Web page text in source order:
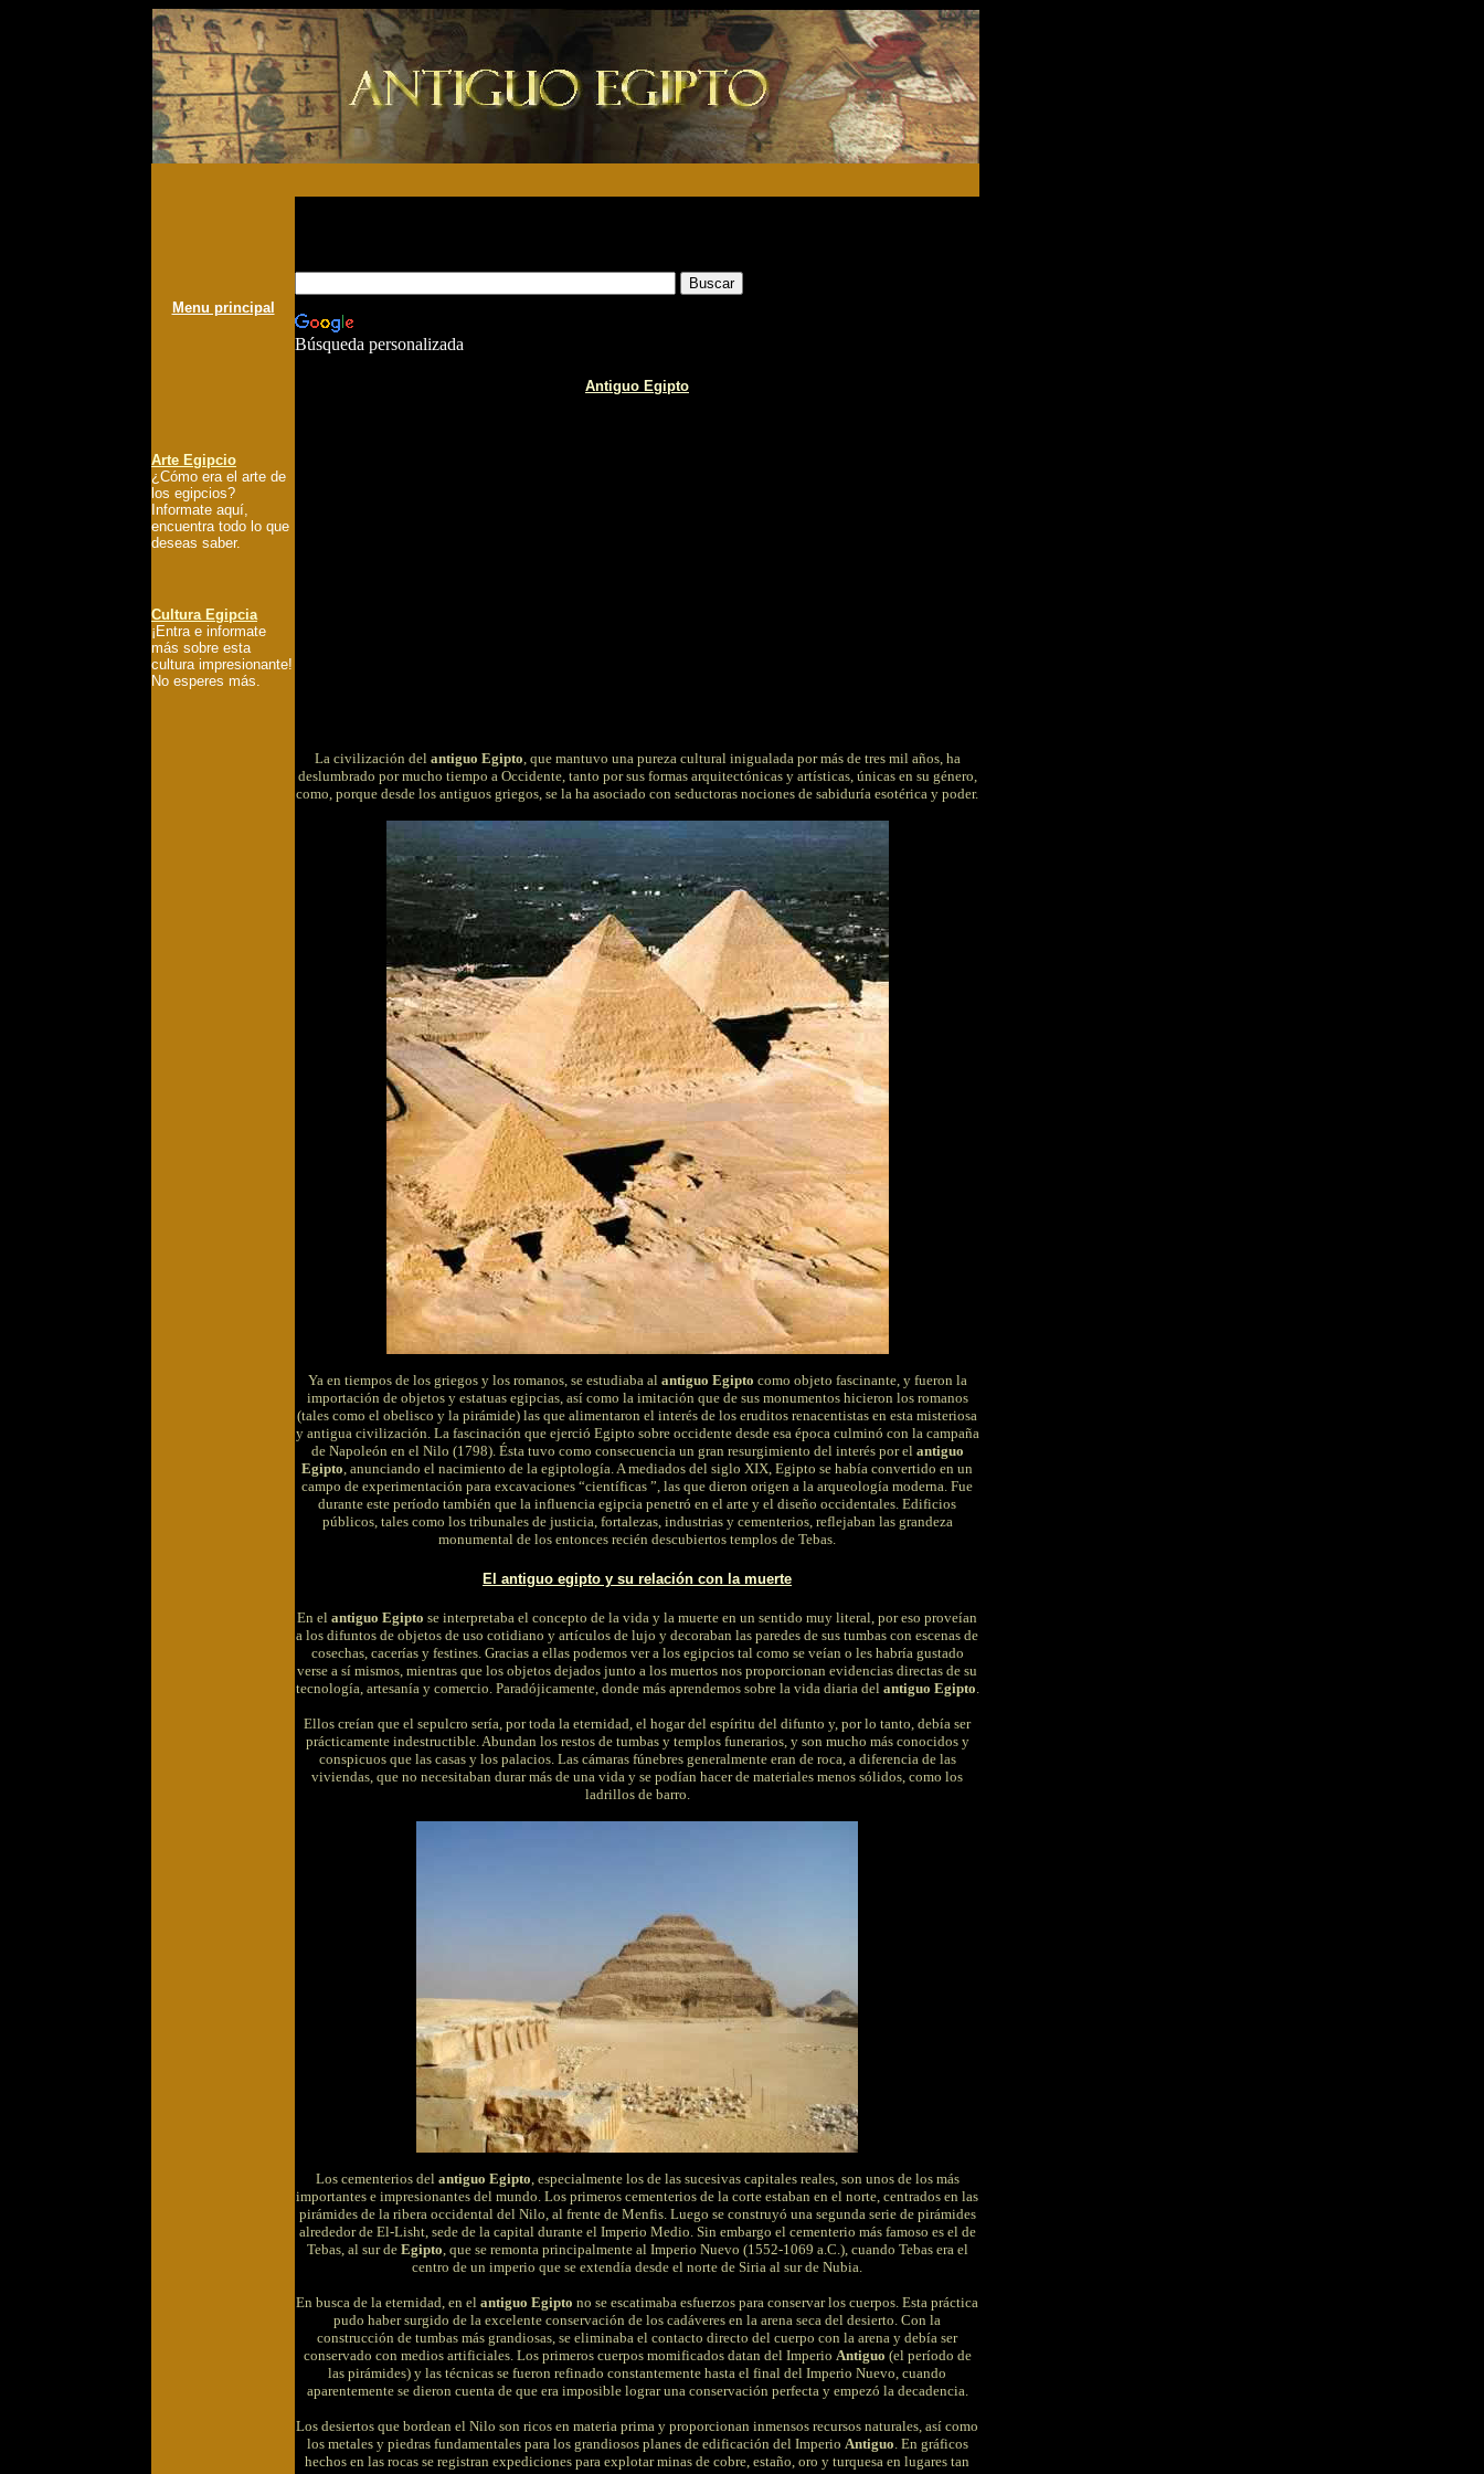
Menu principal
Búsqueda personalizada
Antiguo Egipto
Arte Egipcio
¿Cómo era el arte de
los egipcios?
Informate aquí,
encuentra todo lo que
deseas saber.
Cultura Egipcia
¡Entra e informate
más sobre esta
cultura impresionante!
No esperes más.
La civilización del antiguo Egipto, que mantuvo una pureza cultural inigualada por más de tres mil años, ha
deslumbrado por mucho tiempo a Occidente, tanto por sus formas arquitectónicas y artísticas, únicas en su género,
como, porque desde los antiguos griegos, se la ha asociado con seductoras nociones de sabiduría esotérica y poder.
Ya en tiempos de los griegos y los romanos, se estudiaba al antiguo Egipto como objeto fascinante, y fueron la
importación de objetos y estatuas egipcias, así como la imitación que de sus monumentos hicieron los romanos
(tales como el obelisco y la pirámide) las que alimentaron el interés de los eruditos renacentistas en esta misteriosa
y antigua civilización. La fascinación que ejerció Egipto sobre occidente desde esa época culminó con la campaña
de Napoleón en el Nilo (1798). Ésta tuvo como consecuencia un gran resurgimiento del interés por el antiguo
Egipto, anunciando el nacimiento de la egiptología. A mediados del siglo XIX, Egipto se había convertido en un
campo de experimentación para excavaciones “científicas ”, las que dieron origen a la arqueología moderna. Fue
durante este período también que la influencia egipcia penetró en el arte y el diseño occidentales. Edificios
públicos, tales como los tribunales de justicia, fortalezas, industrias y cementerios, reflejaban las grandeza
monumental de los entonces recién descubiertos templos de Tebas.
El antiguo egipto y su relación con la muerte
En el antiguo Egipto se interpretaba el concepto de la vida y la muerte en un sentido muy literal, por eso proveían
a los difuntos de objetos de uso cotidiano y artículos de lujo y decoraban las paredes de sus tumbas con escenas de
cosechas, cacerías y festines. Gracias a ellas podemos ver a los egipcios tal como se veían o les habría gustado
verse a sí mismos, mientras que los objetos dejados junto a los muertos nos proporcionan evidencias directas de su
tecnología, artesanía y comercio. Paradójicamente, donde más aprendemos sobre la vida diaria del antiguo Egipto
Ellos creían que el sepulcro sería, por toda la eternidad, el hogar del espíritu del difunto y, por lo tanto, debía ser
prácticamente indestructible. Abundan los restos de tumbas y templos funerarios, y son mucho más conocidos y
conspicuos que las casas y los palacios. Las cámaras fúnebres generalmente eran de roca, a diferencia de las
viviendas, que no necesitaban durar más de una vida y se podían hacer de materiales menos sólidos, como los
ladrillos de barro.
Los cementerios del antiguo Egipto , especialmente los de las sucesivas capitales reales, son unos de los más
importantes e impresionantes del mundo. Los primeros cementerios de la corte estaban en el norte, centrados en las
pirámides de la ribera occidental del Nilo, al frente de Menfis. Luego se construyó una segunda serie de pirámides
alrededor de El-Lisht, sede de la capital durante el Imperio Medio. Sin embargo el cementerio más famoso es el de
Tebas, al sur de Egipto , que se remonta principalmente al Imperio Nuevo (1552-1069 a.C.), cuando Tebas era el
centro de un imperio que se extendía desde el norte de Siria al sur de Nubia.
En busca de la eternidad, en el antiguo Egipto no se escatimaba esfuerzos para conservar los cuerpos. Esta práctica
pudo haber surgido de la excelente conservación de los cadáveres en la arena seca del desierto. Con la
construcción de tumbas más grandiosas, se eliminaba el contacto directo del cuerpo con la arena y debía ser
conservado con medios artificiales. Los primeros cuerpos momificados datan del Imperio Antiguo (el período de
las pirámides) y las técnicas se fueron refinado constantemente hasta el final del Imperio Nuevo, cuando
aparentemente se dieron cuenta de que era imposible lograr una conservación perfecta y empezó la decadencia.
Los desiertos que bordean el Nilo son ricos en materia prima y proporcionan inmensos recursos naturales, así como
los metales y piedras fundamentales para los grandiosos planes de edificación del Imperio Antiguo . En gráficos
hechos en las rocas se registran expediciones para explotar minas de cobre, estaño, oro y turquesa en lugares tan